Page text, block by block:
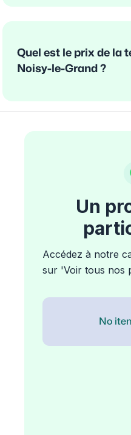
Quel est le prix de la
Noisy-le-Grand ?
Un
Accédez à notre
sur 'Voir tous nos
No